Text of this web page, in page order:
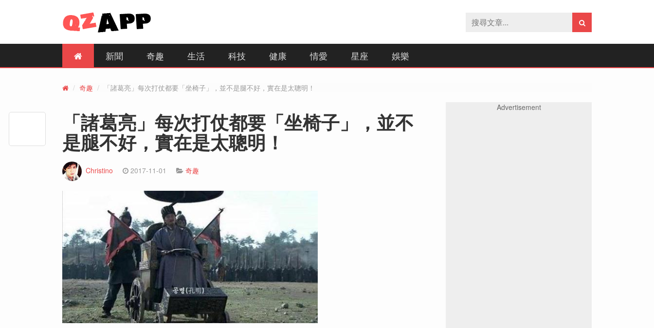
新聞 奇趣 生活 科技 健康 情愛 星座 娛樂
奇趣 「諸葛亮」每次打仗都要「坐椅子」，並不是腿不好，實在是太聰明！
「諸葛亮」每次打仗都要「坐椅子」，並不
是腿不好，實在是太聰明！
Christino 2017-11-01 奇趣
Advertisement